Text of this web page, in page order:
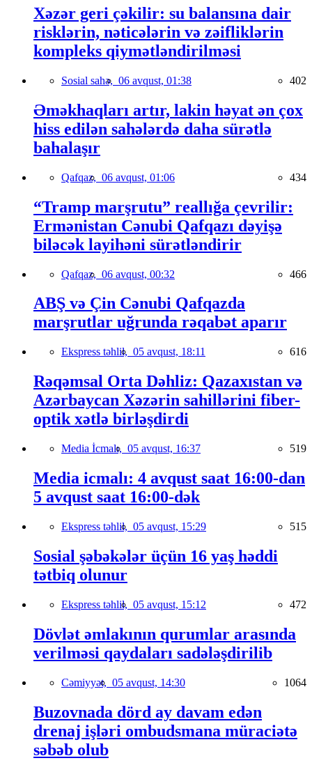
Xəzər geri çəkilir: su balansına dair
risklərin, nəticələrin və zəifliklərin
kompleks qiymətləndirilməsi
Sosial sahə, 06 avqust, 01:38 402
Əməkhaqları artır, lakin həyat ən çox
hiss edilən sahələrdə daha sürətlə
bahalaşır
Qafqaz, 06 avqust, 01:06 434
“Tramp marşrutu” reallığa çevrilir:
Ermənistan Cənubi Qafqazı dəyişə
biləcək layihəni sürətləndirir
Qafqaz, 06 avqust, 00:32 466
ABŞ və Çin Cənubi Qafqazda
marşrutlar uğrunda rəqabət aparır
Ekspress təhlil, 05 avqust, 18:11 616
Rəqəmsal Orta Dəhliz: Qazaxıstan və
Azərbaycan Xəzərin sahillərini fiber-
optik xətlə birləşdirdi
Media İcmalı, 05 avqust, 16:37 519
Media icmalı: 4 avqust saat 16:00-dan
5 avqust saat 16:00-dək
Ekspress təhlil, 05 avqust, 15:29 515
Sosial şəbəkələr üçün 16 yaş həddi
tətbiq olunur
Ekspress təhlil, 05 avqust, 15:12 472
Dövlət əmlakının qurumlar arasında
verilməsi qaydaları sadələşdirilib
Cəmiyyət, 05 avqust, 14:30 1064
Buzovnada dörd ay davam edən
drenaj işləri ombudsmana müraciətə
səbəb olub